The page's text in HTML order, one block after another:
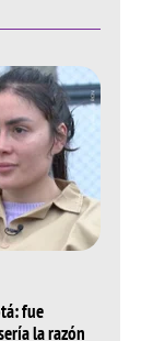
fue
la razón